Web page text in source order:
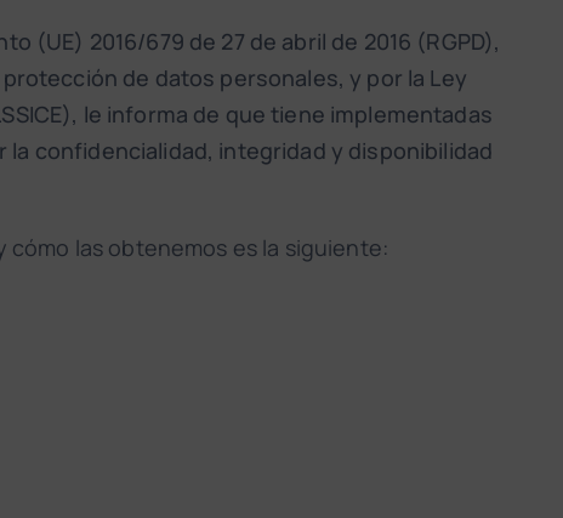
(UE) 2016/679 de 27 de abril de 2016 (RGPD),
de datos personales, y por la Ley
le informa de que tiene implementadas
confidencialidad, integridad y disponibilidad
cómo las obtenemos es la siguiente: